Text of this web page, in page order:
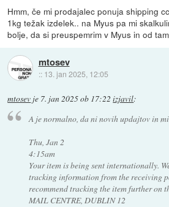
Hmm, če mi prodajalec ponuja shipping
1kg težak izdelek.. na Myus pa mi
bolje, da si preuspemrim v Myus in od
mtosev
:: 13. jan 2025, 12:05
mtosev je 7. jan 2025 ob 17:22 izjavil:
A je normalno, da ni novih updajtov in
Thu, Jan 2
4:15am
Your item is being sent internationally.
tracking information from the receiving
recommend tracking the item further on
MAIL CENTRE, DUBLIN 12